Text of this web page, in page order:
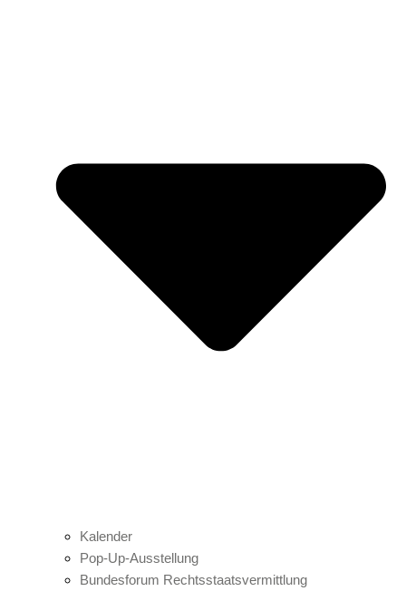
Kalender
Pop-Up-Ausstellung
Bundesforum Rechtsstaatsvermittlung